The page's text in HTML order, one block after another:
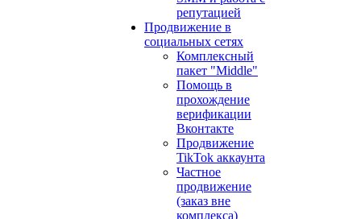
репутацией
Продвижение в
социальных сетях
Комплексный
пакет "Middle"
Помощь в
прохождение
верификации
Вконтакте
Продвижение
TikTok аккаунта
Частное
продвижение
(заказ вне
комплекса)